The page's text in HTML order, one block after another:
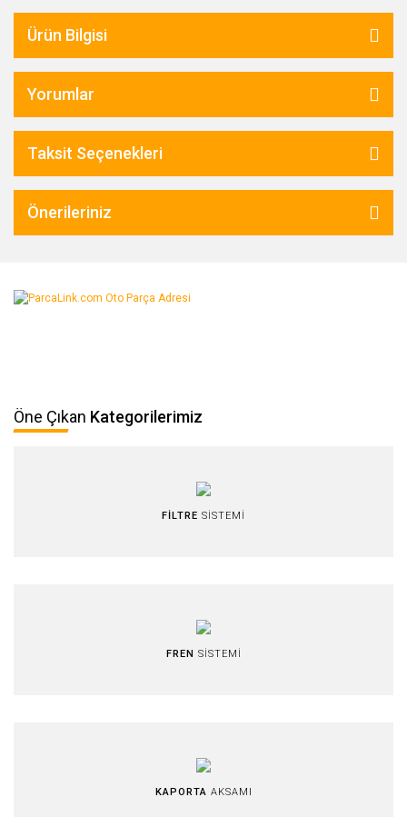
Ürün Bilgisi
Yorumlar
Taksit Seçenekleri
Önerileriniz
Öne Çıkan Kategorilerimiz
FİLTRE SİSTEMİ
FREN SİSTEMİ
KAPORTA AKSAMI